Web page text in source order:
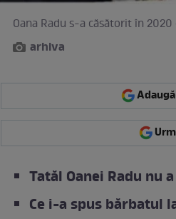
Oana Radu s-a căsătorit în 2020
arhiva
Tatăl Oanei Radu nu
Ce i-a spus bărbatul